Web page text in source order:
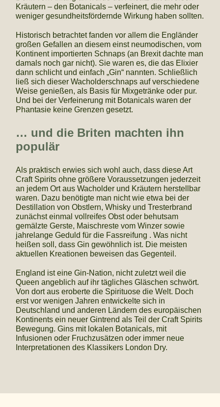
Kräutern – den Botanicals – verfeinert, die mehr oder
weniger gesundheitsfördernde Wirkung haben sollten.
Historisch betrachtet fanden vor allem die Engländer
großen Gefallen an diesem einst neumodischen, vom
Kontinent importierten Schnaps (an Brexit dachte man
damals noch gar nicht). Sie waren es, die das Elixier
dann schlicht und einfach „Gin“ nannten. Schließlich
ließ sich dieser Wacholderschnaps auf verschiedene
Weise genießen, als Basis für Mixgetränke oder pur.
Und bei der Verfeinerung mit Botanicals waren der
Phantasie keine Grenzen gesetzt.
… und die Briten machten ihn
populär
Als praktisch erwies sich wohl auch, dass diese Art
Craft Spirits ohne größere Voraussetzungen jederzeit
an jedem Ort aus Wacholder und Kräutern herstellbar
waren. Dazu benötigte man nicht wie etwa bei der
Destillation von Obstlern, Whisky und Tresterbrand
zunächst einmal vollreifes Obst oder behutsam
gemälzte Gerste, Maischreste vom Winzer sowie
jahrelange Geduld für die Fassreifung . Was nicht
heißen soll, dass Gin gewöhnlich ist. Die meisten
aktuellen Kreationen beweisen das Gegenteil.
England ist eine Gin-Nation, nicht zuletzt weil die
Queen angeblich auf ihr tägliches Gläschen schwört.
Von dort aus eroberte die Spirituose die Welt. Doch
erst vor wenigen Jahren entwickelte sich in
Deutschland und anderen Ländern des europäischen
Kontinents ein neuer Gintrend als Teil der Craft Spirits
Bewegung. Gins mit lokalen Botanicals, mit
Infusionen oder Fruchzusätzen oder immer neue
Interpretationen des Klassikers London Dry.